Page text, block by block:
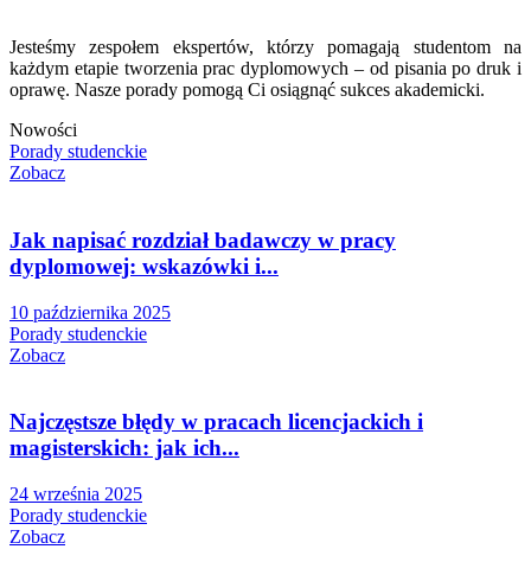
Jesteśmy zespołem ekspertów, którzy pomagają studentom na
każdym etapie tworzenia prac dyplomowych – od pisania po druk i
oprawę. Nasze porady pomogą Ci osiągnąć sukces akademicki.
Nowości
Porady studenckie
Zobacz
Jak napisać rozdział badawczy w pracy
dyplomowej: wskazówki i...
10 października 2025
Porady studenckie
Zobacz
Najczęstsze błędy w pracach licencjackich i
magisterskich: jak ich...
24 września 2025
Porady studenckie
Zobacz